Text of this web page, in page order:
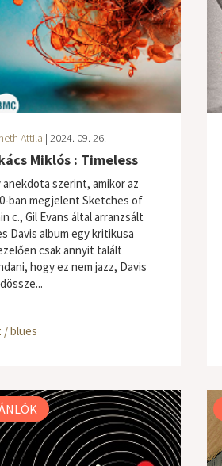
Attila | 2024. 09. 26.
Miklós : Timeless
anekdota szerint, amikor az
ban megjelent Sketches of
c., Gil Evans által arranzsált
Davis album egy kritikusa
csak annyit talált
hogy ez nem jazz, Davis
/ blues